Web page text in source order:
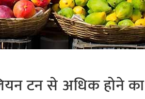
टन से अधिक होने का